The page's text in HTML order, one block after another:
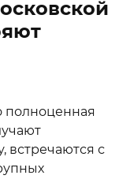
полноценная
встречаются с